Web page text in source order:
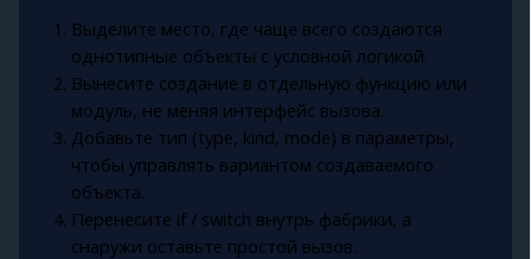
Выделите место, где чаще всего создаются
однотипные объекты с условной логикой.
Вынесите создание в отдельную функцию или
модуль, не меняя интерфейс вызова.
Добавьте тип (type, kind, mode) в параметры,
чтобы управлять вариантом создаваемого
объекта.
Перенесите if / switch внутрь фабрики, а
снаружи оставьте простой вызов.